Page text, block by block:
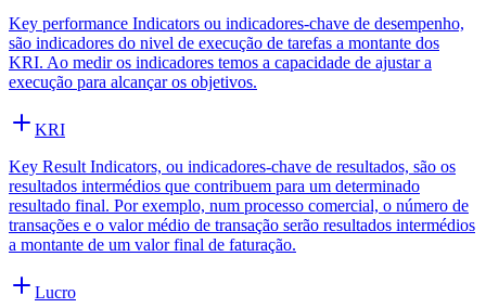
Key performance Indicators ou indicadores-chave de desempenho,
são indicadores do nivel de execução de tarefas a montante dos
KRI. Ao medir os indicadores temos a capacidade de ajustar a
execução para alcançar os objetivos.
KRI
Key Result Indicators, ou indicadores-chave de resultados, são os
resultados intermédios que contribuem para um determinado
resultado final. Por exemplo, num processo comercial, o número de
transações e o valor médio de transação serão resultados intermédios
a montante de um valor final de faturação.
Lucro